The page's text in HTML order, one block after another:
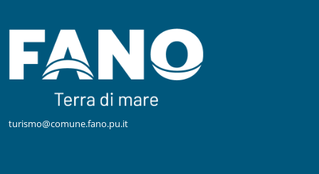
turismo@comune.fano.pu.it